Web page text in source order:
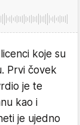
koje su
Prvi čovek
je te
kao i
je ujedno